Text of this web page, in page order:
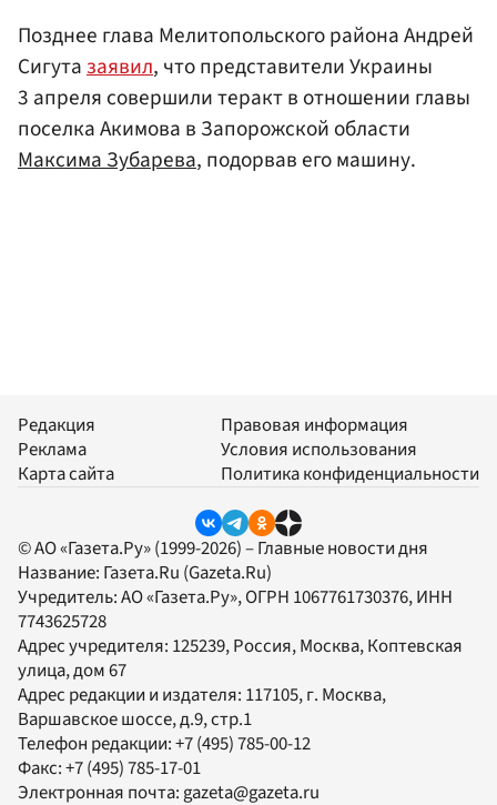
Позднее глава Мелитопольского района Андрей
Сигутазаявил, что представители Украины
3 апреля совершили теракт в отношении главы
поселка Акимова в Запорожской области
Максима Зубарева, подорвав его машину.
Редакция
Реклама
Карта сайта
Правовая информация
Условия использования
Политика конфиденциальности
© АО «Газета.Ру» (1999-2026) – Главные новости дня
Название: Газета.Ru (Gazeta.Ru)
Учредитель:АО «Газета.Ру», ОГРН 1067761730376, ИНН
7743625728
Адрес учредителя: 125239, Россия, Москва, Коптевская
улица, дом 67
Адрес редакции и издателя: 117105, г. Москва,
Варшавское шоссе, д.9, стр.1
Телефон редакции:+7 (495) 785-00-12
Факс:+7 (495) 785-17-01
Электронная почта: gazeta@gazeta.ru